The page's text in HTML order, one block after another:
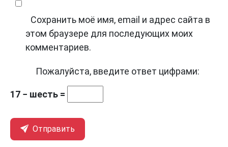
Сохранить моё имя, email и адрес сайта в
этом браузере для последующих моих
комментариев.
Пожалуйста, введите ответ цифрами:
17 − шесть =
Отправить